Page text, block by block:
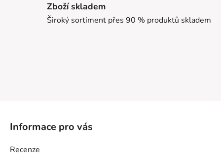
Zboží skladem
Široký sortiment přes 90 % produktů skladem
Informace pro vás
Recenze